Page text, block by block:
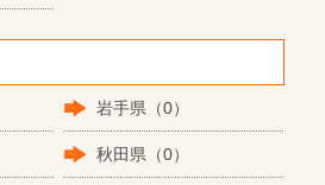
岩手県（0）
秋田県（0）